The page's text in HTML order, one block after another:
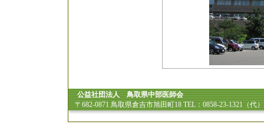
公益社団法人 鳥取県中部医師会
〒682-0871 鳥取県倉吉市旭田町18 TEL：0858-23-1321（代